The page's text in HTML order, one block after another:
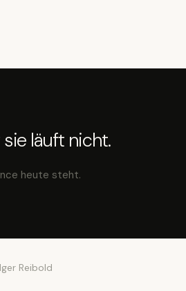
läuft nicht.
heute steht.
Reibold